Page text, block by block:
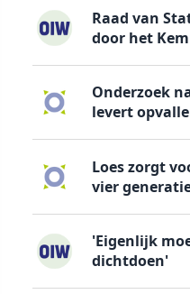
Raad van
door het
Onderzoek
levert
Loes zorgt
vier
'Eigenlijk
dichtdoen'